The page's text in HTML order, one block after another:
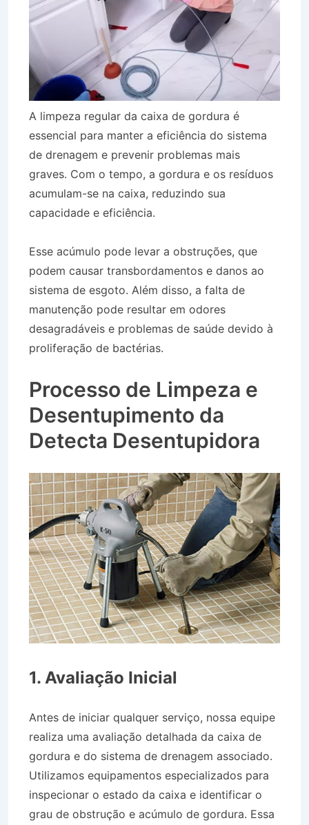
A limpeza regular da caixa de gordura é
essencial para manter a eficiência do sistema
de drenagem e prevenir problemas mais
graves. Com o tempo, a gordura e os resíduos
acumulam-se na caixa, reduzindo sua
capacidade e eficiência.
Esse acúmulo pode levar a obstruções, que
podem causar transbordamentos e danos ao
sistema de esgoto. Além disso, a falta de
manutenção pode resultar em odores
desagradáveis e problemas de saúde devido à
proliferação de bactérias.
Processo de Limpeza e
Desentupimento da
Detecta Desentupidora
1. Avaliação Inicial
Antes de iniciar qualquer serviço, nossa equipe
realiza uma avaliação detalhada da caixa de
gordura e do sistema de drenagem associado.
Utilizamos equipamentos especializados para
inspecionar o estado da caixa e identificar o
grau de obstrução e acúmulo de gordura. Essa